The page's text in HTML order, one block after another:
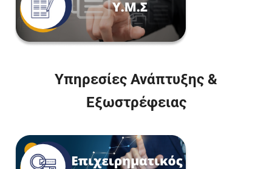
Υπηρεσίες Ανάπτυξης &
Εξωστρέφειας